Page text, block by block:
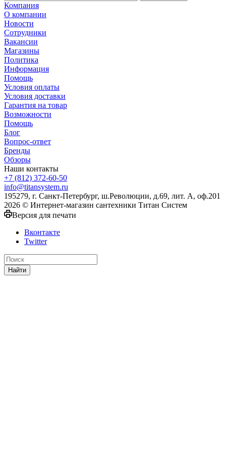
Компания
О компании
Новости
Сотрудники
Вакансии
Магазины
Политика
Информация
Помощь
Условия оплаты
Условия доставки
Гарантия на товар
Возможности
Помощь
Блог
Вопрос-ответ
Бренды
Обзоры
Наши контакты
+7 (812) 372-60-50
info@titansystem.ru
195279, г. Санкт-Петербург, ш.Революции, д.69, лит. А, оф.201
2026 © Интернет-магазин сантехники Титан Систем
Версия для печати
Вконтакте
Twitter
Найти